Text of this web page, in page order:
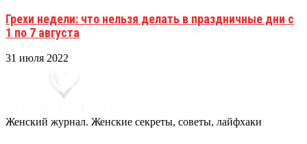
Грехи недели: что нельзя делать в праздничные дни с
1 по 7 августа
31 июля 2022
Женский журнал. Женские секреты, советы, лайфхаки